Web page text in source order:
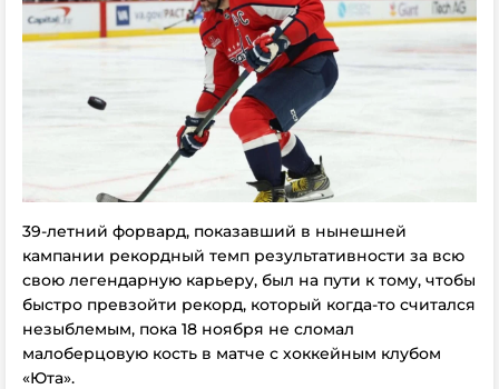
39-летний форвард, показавший в нынешней
кампании рекордный темп результативности за всю
свою легендарную карьеру, был на пути к тому, чтобы
быстро превзойти рекорд, который когда-то считался
незыблемым, пока 18 ноября не сломал
малоберцовую кость в матче с хоккейным клубом
«Юта».